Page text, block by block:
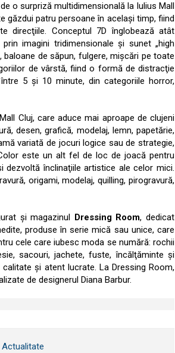
o surpriză multidimensională la Iulius Mall
patru persoane în acelaşi timp, fiind
Conceptul 7D înglobează atât
imagini tridimensionale şi sunet „high
de săpun, fulgere, mişcări pe toate
de vârstă, fiind o formă de distracţie
5 şi 10 minute, din categoriile horror,
Cluj, care aduce mai aproape de clujeni
desen, grafică, modelaj, lemn, papetărie,
variată de jocuri logice sau de strategie,
este un alt fel de loc de joacă pentru
dezvoltă înclinaţiile artistice ale celor mici.
origami, modelaj, quilling, pirogravură,
şi magazinul Dressing Room, dedicat
produse în serie mică sau unice, care
cele care iubesc moda se numără: rochii
sacouri, jachete, fuste, încălţăminte şi
şi atent lucrate. La Dressing Room,
de designerul Diana Barbur.
Actualitate